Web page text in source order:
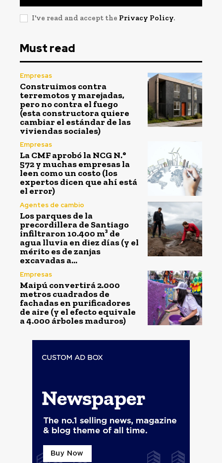
I've read and accept the Privacy Policy.
Must read
Empresas
Construimos contra
terremotos y marejadas,
pero no contra el fuego
(esta constructora quiere
cambiar el estándar de las
viviendas sociales)
Empresas
La CMF aprobó la NCG N.°
572 y muchas empresas la
leen como un costo (los
expertos dicen que ahí está
el error)
Agentes de cambio
Los parques de la
precordillera de Santiago
infiltraron 10.400 m³ de
agua lluvia en diez días (y el
mérito es de zanjas
excavadas a...
Empresas
Maipú convertirá 2.000
metros cuadrados de
fachadas en purificadores
de aire (y el efecto equivale
a 4.000 árboles maduros)